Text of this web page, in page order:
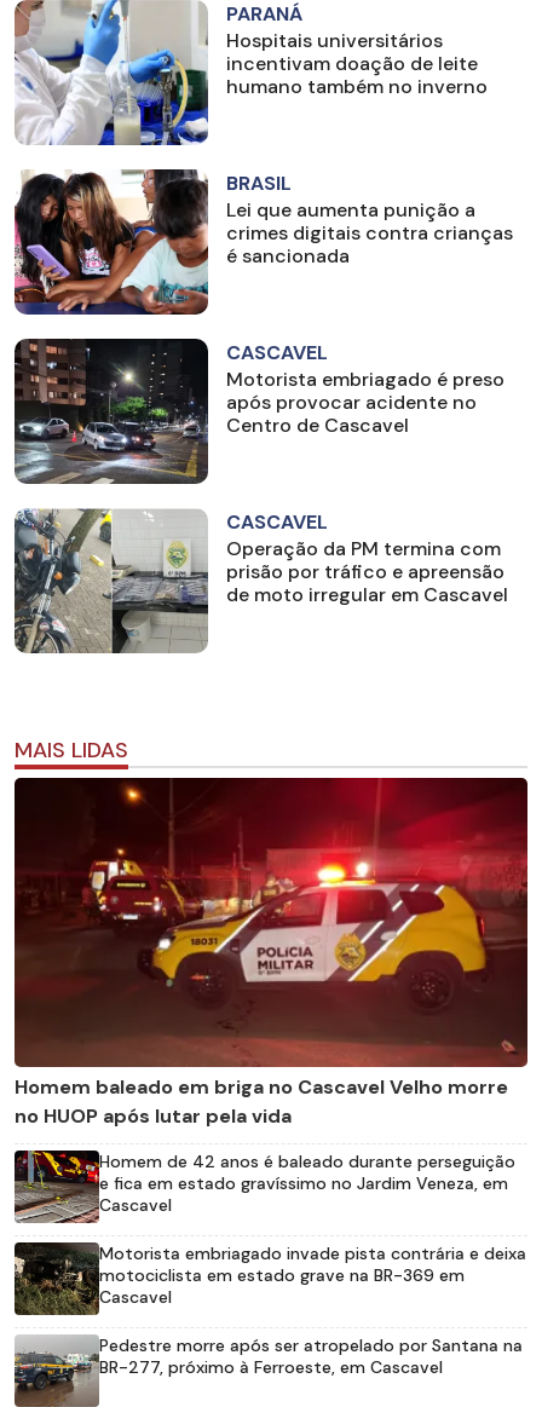
PARANÁ
Hospitais universitários
incentivam doação de leite
humano também no inverno
BRASIL
Lei que aumenta punição a
crimes digitais contra crianças
é sancionada
CASCAVEL
Motorista embriagado é preso
após provocar acidente no
Centro de Cascavel
CASCAVEL
Operação da PM termina com
prisão por tráfico e apreensão
de moto irregular em Cascavel
MAIS LIDAS
Homem baleado em briga no Cascavel Velho morre
no HUOP após lutar pela vida
Homem de 42 anos é baleado durante perseguição
e fica em estado gravíssimo no Jardim Veneza, em
Cascavel
Motorista embriagado invade pista contrária e deixa
motociclista em estado grave na BR-369 em
Cascavel
Pedestre morre após ser atropelado por Santana na
BR-277, próximo à Ferroeste, em Cascavel